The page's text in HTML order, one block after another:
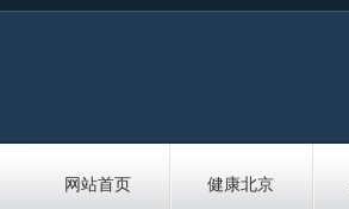
网站首页 健康北京